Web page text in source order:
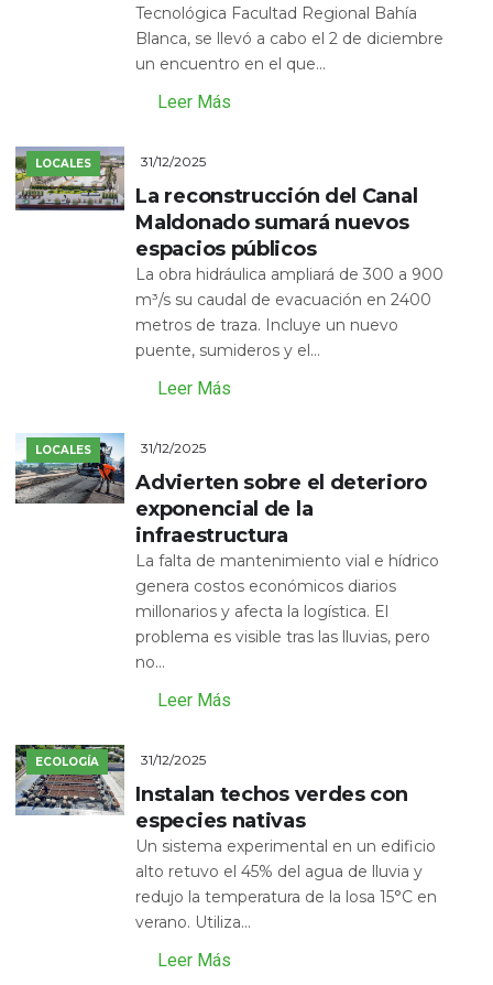
Tecnológica Facultad Regional Bahía
Blanca, se llevó a cabo el 2 de diciembre
un encuentro en el que...
Leer Más
LOCALES 31/12/2025
La reconstrucción del Canal
Maldonado sumará nuevos
espacios públicos
La obra hidráulica ampliará de 300 a 900
m³/s su caudal de evacuación en 2400
metros de traza. Incluye un nuevo
puente, sumideros y el...
Leer Más
LOCALES 31/12/2025
Advierten sobre el deterioro
exponencial de la
infraestructura
La falta de mantenimiento vial e hídrico
genera costos económicos diarios
millonarios y afecta la logística. El
problema es visible tras las lluvias, pero
no...
Leer Más
ECOLOGÍA 31/12/2025
Instalan techos verdes con
especies nativas
Un sistema experimental en un edificio
alto retuvo el 45% del agua de lluvia y
redujo la temperatura de la losa 15°C en
verano. Utiliza...
Leer Más